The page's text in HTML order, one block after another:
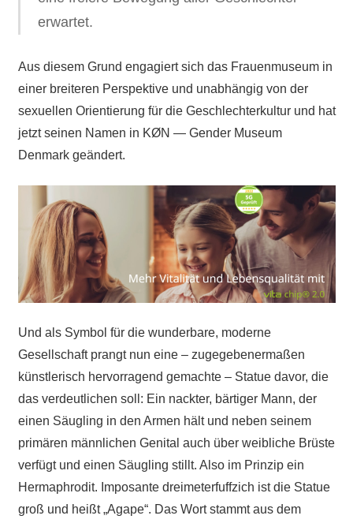
erwartet.
Aus diesem Grund engagiert sich das Frauenmuseum in
einer breiteren Perspektive und unabhängig von der
sexuellen Orientierung für die Geschlechterkultur und hat
jetzt seinen Namen in KØN — Gender Museum
Denmark geändert.
Und als Symbol für die wunderbare, moderne
Gesellschaft prangt nun eine – zugegebenermaßen
künstlerisch hervorragend gemachte – Statue davor, die
das verdeutlichen soll: Ein nackter, bärtiger Mann, der
einen Säugling in den Armen hält und neben seinem
primären männlichen Genital auch über weibliche Brüste
verfügt und einen Säugling stillt. Also im Prinzip ein
Hermaphrodit. Imposante dreimeterfuffzich ist die Statue
groß und heißt „Agape“. Das Wort stammt aus dem